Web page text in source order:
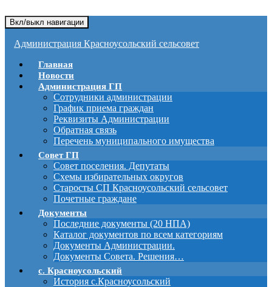
Вкл/выкл навигации
Администрация Красноусольский сельсовет
Главная
Новости
Администрация ГП
Сотрудники администрации
График приема граждан
Реквизиты Администрации
Обратная связь
Перечень муниципального имущества
Совет ГП
Совет поселения. Депутаты
Схемы избирательных округов
Старосты СП Красноусольский сельсовет
Почетные граждане
Документы
Последние документы (20 НПА)
Каталог документов по всем категориям
Документы Администрации.
Документы Совета. Решения…
с. Красноусольский
История с.Красноусольский